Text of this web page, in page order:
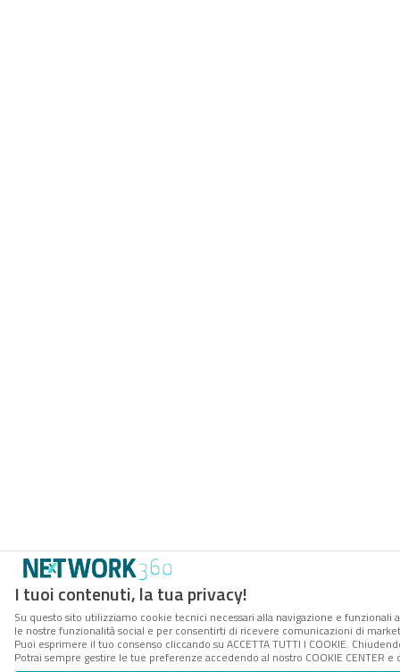
I tuoi contenuti, la tua privacy!
Su questo sito utilizziamo cookie tecnici necessari alla navigazione e
le nostre funzionalità social e per consentirti di ricevere comunicazioni di
Puoi esprimere il tuo consenso cliccando su ACCETTA TUTTI I COOKIE.
Potrai sempre gestire le tue preferenze accedendo al nostro COOKIE